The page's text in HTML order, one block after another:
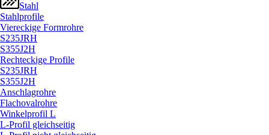
Stahl
Stahlprofile
Viereckige Formrohre
S235JRH
S355J2H
Rechteckige Profile
S235JRH
S355J2H
Anschlagrohre
Flachovalrohre
Winkelprofil L
L-Profil gleichseitig